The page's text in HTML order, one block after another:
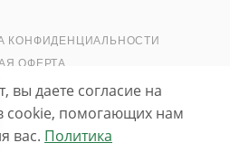
КОНФИДЕНЦИАЛЬНОСТИ
ОФЕРТА
вы даете согласие на
cookie, помогающих нам
вас. Политика